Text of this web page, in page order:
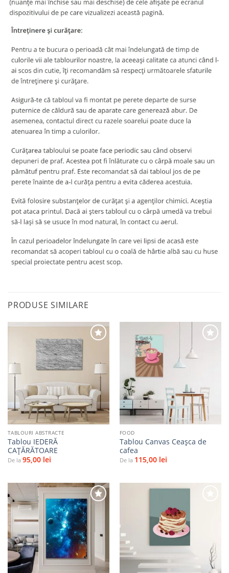
PRODUSE SIMILARE
Adaugă
la
favorite
TABLOURI ABSTRACTE
Tablou IEDERĂ
CAȚĂRĂTOARE
De la 95,00 lei
FOOD
Tablou Canvas Ceașca de
cafea
De la 115,00 lei
Adaugă
la
favorite